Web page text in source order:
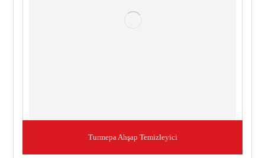
Turmepa Ahşap Temizleyici